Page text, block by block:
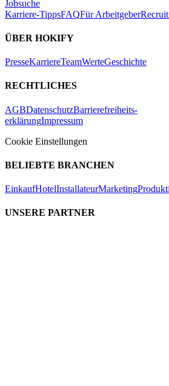
Jobsuche
Karriere-TippsFAQFür Arbeitgeber
ÜBER HOKIFY
PresseKarriereTeamWerteGeschichte
RECHTLICHES
AGBDatenschutzBarrierefreiheits-
erklärungImpressum
Cookie Einstellungen
BELIEBTE BRANCHEN
EinkaufHotelInstallateurMarketing
UNSERE PARTNER